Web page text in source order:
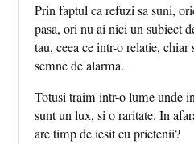
Prin faptul ca refuzi sa suni,
pasa, ori nu ai nici un subiect
tau, ceea ce intr-o relatie,
semne de alarma.
Totusi traim intr-o lume unde
sunt un lux, si o raritate. In
are timp de iesit cu prietenii?